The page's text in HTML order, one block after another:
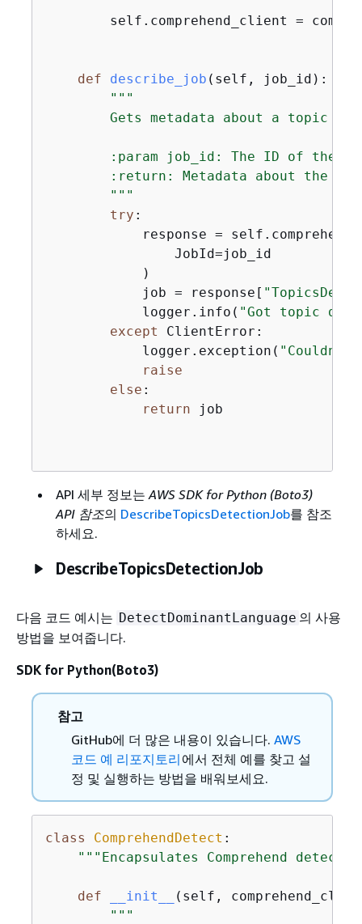
self.comprehend_client =
def describe_job ( self, job_id ):
"""
Gets metadata about a topic
:param job_id: The ID of the
:return: Metadata about the
        """
try :
response =
                JobId=job_id
            )
            job = response[
            logger.info(
"Got topic
except ClientError:
            logger.exception(
"Couldn't
raise
else :
return job
API 세부 정보는 AWS SDK for Python (Boto3)
API 참조의 DescribeTopicsDetectionJob를 참조
하세요.
DescribeTopicsDetectionJob
다음 코드 예시는 DetectDominantLanguage 의 사용
방법을 보여줍니다.
SDK for Python(Boto3)
참고
GitHub에 더 많은 내용이 있습니다. AWS
코드 예 리포지토리 에서 전체 예를 찾고 설
정 및 실행하는 방법을 배워보세요.
class ComprehendDetect :
"""Encapsulates Comprehend
def __init__ ( self,
"""